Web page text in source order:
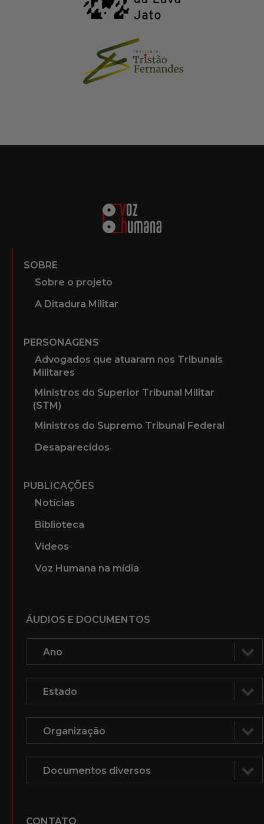
SOBRE
Sobre o projeto
A Ditadura Militar
PERSONAGENS
Advogados que atuaram nos Tribunais
Militares
Ministros do Superior Tribunal Militar
(STM)
Ministros do Supremo Tribunal Federal
Desaparecidos
PUBLICAÇÕES
Notícias
Biblioteca
Vídeos
Voz Humana na mídia
ÁUDIOS E DOCUMENTOS
CONTATO